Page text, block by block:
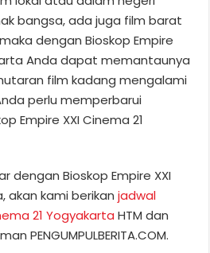
bangsa, ada juga film barat
dengan Bioskop Empire
Anda dapat memantaunya
film kadang mengalami
perlu memperbarui
Empire XXI Cinema 21
dengan Bioskop Empire XXI
akan kami berikanjadwal
21 Yogyakarta HTM dan
PENGUMPULBERITA.COM.